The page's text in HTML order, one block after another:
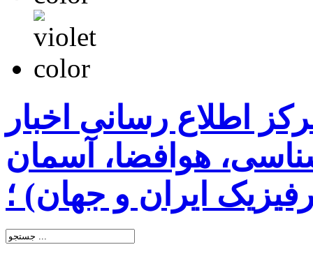
اطلاع رسانی اخبار
هوافضا، آسمان
ایران و جهان) ؛